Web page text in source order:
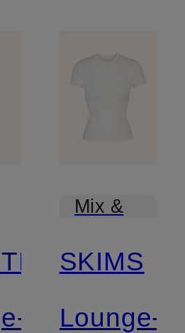
Mix &
SKIMS
Lounge-